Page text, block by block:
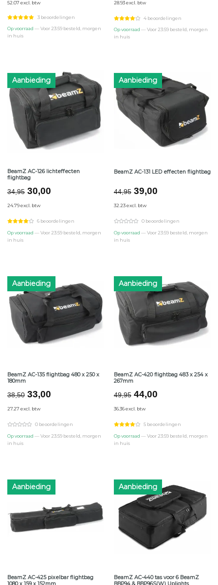
was:
€71,95.€63,00.
52.07 excl. btw
3 beoordelingen
Op voorraad — Voor 23:59 besteld, morgen
in huis
was:
€39,95.€35,00.
28.93 excl. btw
4 beoordelingen
Op voorraad — Voor 23:59 besteld, morgen
in huis
Aanbieding
BeamZ AC-126 lichteffecten
flightbag
34,95 Oorspronkelijke
was:
€34,95.
30,00Huidige
€30,00.
24.79 excl. btw
6 beoordelingen
Op voorraad — Voor 23:59 besteld, morgen
in huis
Aanbieding
BeamZ AC-131 LED effecten flightbag
44,95 Oorspronkelijke
was:
€44,95.
39,00Huidige
€39,00.
32.23 excl. btw
0 beoordelingen
Op voorraad — Voor 23:59 besteld, morgen
in huis
Aanbieding
BeamZ AC-135 flightbag 480 x 250 x
180mm
38,50 Oorspronkelijke
was:
€38,50.
33,00Huidige
€33,00.
27.27 excl. btw
0 beoordelingen
Op voorraad — Voor 23:59 besteld, morgen
in huis
Aanbieding
BeamZ AC-420 flightbag 483 x 254 x
267mm
49,95 Oorspronkelijke
was:
€49,95.
44,00Huidige
€44,00.
36.36 excl. btw
5 beoordelingen
Op voorraad — Voor 23:59 besteld, morgen
in huis
Aanbieding
BeamZ AC-425 pixelbar flightbag
Aanbieding
BeamZ AC-440 tas voor 6 BeamZ